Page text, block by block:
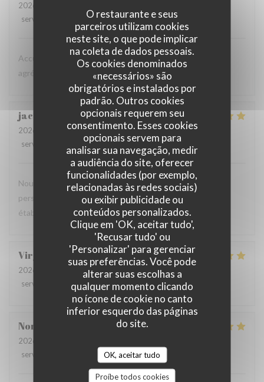
O restaurante e seus
parceiros utilizam cookies
neste site, o que pode implicar
na coleta de dados pessoais.
Os cookies denominados
«necessários» são
obrigatórios e instalados por
padrão. Outros cookies
opcionais requerem seu
consentimento. Esses cookies
opcionais servem para
analisar sua navegação, medir
a audiência do site, oferecer
funcionalidades (por exemplo,
relacionadas às redes sociais)
ou exibir publicidade ou
conteúdos personalizados.
Clique em 'OK, aceitar tudo',
'Recusar tudo' ou
'Personalizar' para gerenciar
suas preferências. Você pode
alterar suas escolhas a
qualquer momento clicando
no ícone de cookie no canto
inferior esquerdo das páginas
do site.
OK, aceitar tudo
Proíbe todos cookies
2026-07-26
service
ambience :5/5 menu: 5/5 quality_price
Accueil agréable, service rapide. Nous avons passé un
agréable moment dans ce restaurant.
jacques
2026-08-04
- 12:30 - guests 4
service
ambience:4/5 menu 5/5 quality_price
Nous avons tous apprécié notre repas et l'amabilité du
personnel. Nous reviendrons avec plaisir dans cet
établissement.
Virginie
2026-07-31
- 12:30 - guests 2
service
ambience:5/5 menu:5/5 quality_price
Norbert
2026-08-03
service
5/5 menu:5/5 quality_price